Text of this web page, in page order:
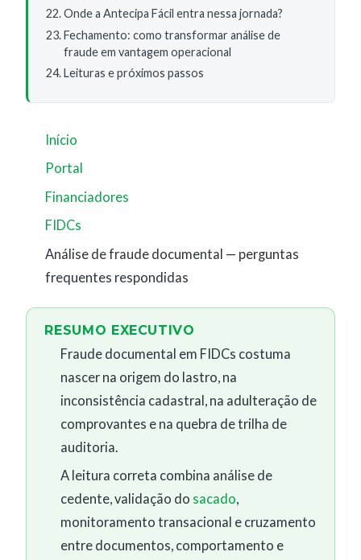
Onde a Antecipa Fácil entra nessa jornada?
Fechamento: como transformar análise de
fraude em vantagem operacional
Leituras e próximos passos
Início
Portal
Financiadores
FIDCs
Análise de fraude documental — perguntas
frequentes respondidas
RESUMO EXECUTIVO
Fraude documental em FIDCs costuma
nascer na origem do lastro, na
inconsistência cadastral, na adulteração de
comprovantes e na quebra de trilha de
auditoria.
A leitura correta combina análise de
cedente, validação do sacado,
monitoramento transacional e cruzamento
entre documentos, comportamento e